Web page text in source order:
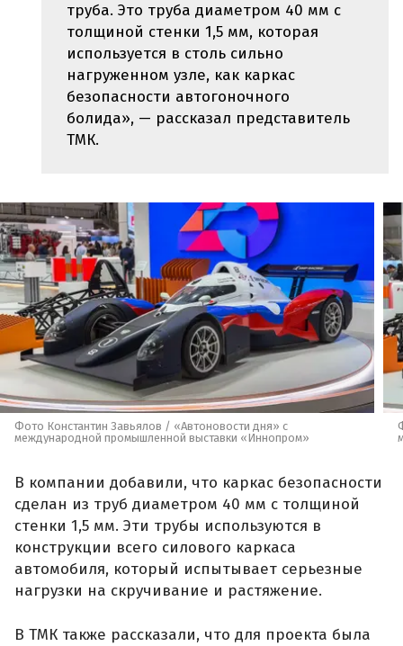
труба. Это труба диаметром 40 мм с
толщиной стенки 1,5 мм, которая
используется в столь сильно
нагруженном узле, как каркас
безопасности автогоночного
болида», — рассказал представитель
ТМК.
Фото Константин Завьялов / «Автоновости дня» с
международной промышленной выставки «Иннопром»
В компании добавили, что каркас безопасности
сделан из труб диаметром 40 мм с толщиной
стенки 1,5 мм. Эти трубы используются в
конструкции всего силового каркаса
автомобиля, который испытывает серьезные
нагрузки на скручивание и растяжение.
В ТМК также рассказали, что для проекта была